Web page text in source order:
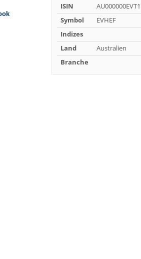
ISIN
AU000000EVT1
Symbol
EVHEF
Indizes
Land
Australien
Branche